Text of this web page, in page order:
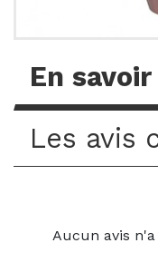
En savoir
Les avis
Aucun avis